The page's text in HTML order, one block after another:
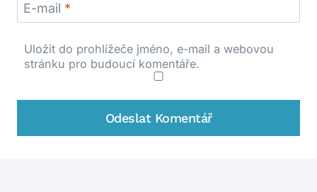
E-mail *
Uložit do prohlížeče jméno, e-mail a webovou
stránku pro budoucí komentáře.